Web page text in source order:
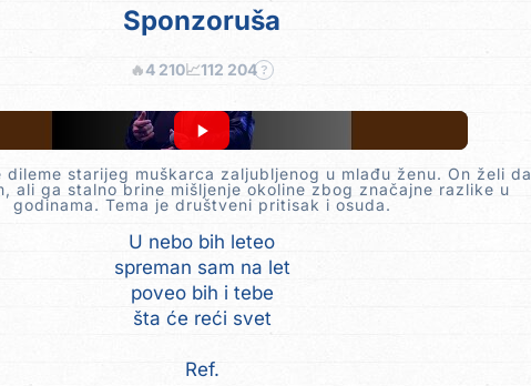
Sponzoruša
🔥4 210📈112 204 ?
dileme starijeg muškarca zaljubljenog u mlađu ženu. On želi da
ali ga stalno brine mišljenje okoline zbog značajne razlike u
godinama. Tema je društveni pritisak i osuda.
U nebo bih leteo
spreman sam na let
poveo bih i tebe
šta će reći svet
Ref.